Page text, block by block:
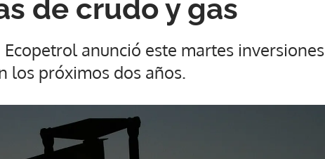
de crudo y gas
anunció este martes inversiones
los próximos dos años.